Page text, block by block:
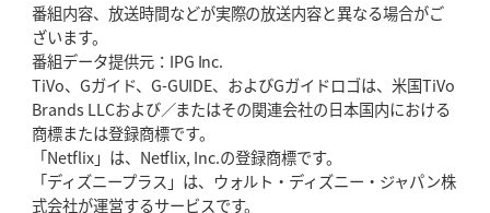
2026年5月21日(木)更新
狭山RG、ライチェル海遥スタッフ入り
ッション
2026年5月14日(木)更新
神戸、1位通過の立役者レタリック
番組内容、放送時間などが実際の放送内容と異なる場合がご
ざいます。
番組データ提供元：IPG Inc.
TiVo、Gガイド、G-GUIDE、およびGガイドロゴは、米国TiVo
Brands LLCおよび／またはその関連会社の日本国内における
商標または登録商標です。
「Netflix」は、Netflix, Inc.の登録商標です。
「ディズニープラス」は、ウォルト・ディズニー・ジャパン株
式会社が運営するサービスです。